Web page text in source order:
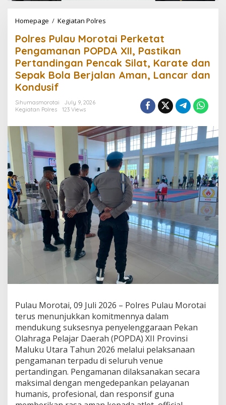
Homepage / Kegiatan Polres
l
r
e
s
P
o
r
o
t
a
r
k
e
P
e
g
m
a
n
a
n
P
P
D
A
X
Polres Pulau Morotai Perketat
Pengamanan POPDA XII, Pastikan
Pertandingan Pencak Silat, Karate dan
Sepak Bola Berjalan Aman, Lancar dan
Kondusif
Sihumasmorotai
July 9, 2026
Kegiatan Polres
123 Views
Pulau Morotai, 09 Juli 2026 – Polres Pulau Morotai
terus menunjukkan komitmennya dalam
mendukung suksesnya penyelenggaraan Pekan
Olahraga Pelajar Daerah (POPDA) XII Provinsi
Maluku Utara Tahun 2026 melalui pelaksanaan
pengamanan terpadu di seluruh venue
pertandingan. Pengamanan dilaksanakan secara
maksimal dengan mengedepankan pelayanan
humanis, profesional, dan responsif guna